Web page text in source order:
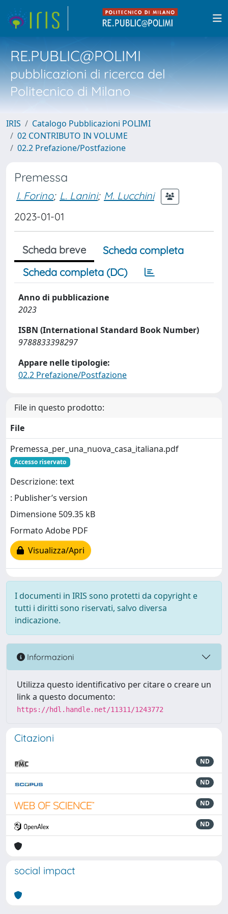
RE.PUBLIC@POLIMI
pubblicazioni di ricerca del
Politecnico di Milano
IRIS
Catalogo Pubblicazioni POLIMI
02 CONTRIBUTO IN VOLUME
02.2 Prefazione/Postfazione
Premessa
I. Forino; L. Lanini; M. Lucchini
2023-01-01
Scheda breve
Scheda completa
Scheda completa (DC)
Anno di pubblicazione
2023
ISBN (International Standard Book Number)
9788833398297
Appare nelle tipologie:
02.2 Prefazione/Postfazione
File in questo prodotto:
File
Premessa_per_una_nuova_casa_italiana.pdf
Accesso riservato
Descrizione: text
: Publisher’s version
Dimensione 509.35 kB
Formato Adobe PDF
Visualizza/Apri
I documenti in IRIS sono protetti da copyright e
tutti i diritti sono riservati, salvo diversa
indicazione.
Informazioni
Utilizza questo identificativo per citare o creare un
link a questo documento:
https://hdl.handle.net/11311/1243772
Citazioni
ND
ND
ND
ND
social impact